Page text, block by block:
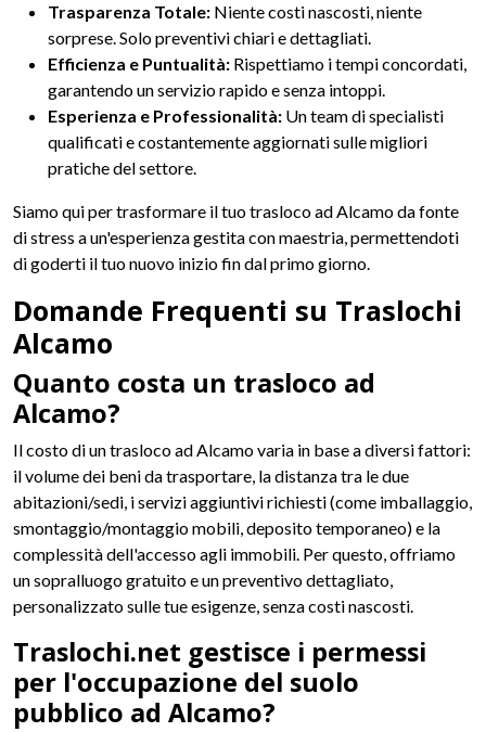
Trasparenza Totale: Niente costi nascosti, niente
sorprese. Solo preventivi chiari e dettagliati.
Efficienza e Puntualità: Rispettiamo i tempi concordati,
garantendo un servizio rapido e senza intoppi.
Esperienza e Professionalità: Un team di specialisti
qualificati e costantemente aggiornati sulle migliori
pratiche del settore.
Siamo qui per trasformare il tuo trasloco ad Alcamo da fonte
di stress a un'esperienza gestita con maestria, permettendoti
di goderti il tuo nuovo inizio fin dal primo giorno.
Domande Frequenti su Traslochi
Alcamo
Quanto costa un trasloco ad
Alcamo?
Il costo di un trasloco ad Alcamo varia in base a diversi fattori:
il volume dei beni da trasportare, la distanza tra le due
abitazioni/sedi, i servizi aggiuntivi richiesti (come imballaggio,
smontaggio/montaggio mobili, deposito temporaneo) e la
complessità dell'accesso agli immobili. Per questo, offriamo
un sopralluogo gratuito e un preventivo dettagliato,
personalizzato sulle tue esigenze, senza costi nascosti.
Traslochi.net gestisce i permessi
per l'occupazione del suolo
pubblico ad Alcamo?